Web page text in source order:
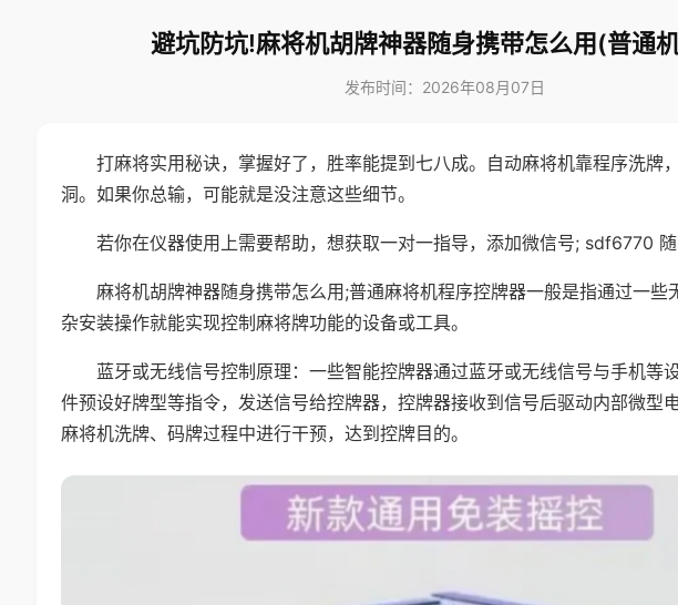
避坑防坑!麻将机胡牌神器随身携带怎么用(普通
发布时间：2026年08月07日
打麻将实用秘诀，掌握好了，胜率能提到七八成。自动麻将机靠程序洗牌
洞。如果你总输，可能就是没注意这些细节。
若你在仪器使用上需要帮助，想获取一对一指导，添加微信号; sdf6770 随
麻将机胡牌神器随身携带怎么用;普通麻将机程序控牌器一般是指通过一些
杂安装操作就能实现控制麻将牌功能的设备或工具。
蓝牙或无线信号控制原理：一些智能控牌器通过蓝牙或无线信号与手机等
件预设好牌型等指令，发送信号给控牌器，控牌器接收到信号后驱动内部微型
麻将机洗牌、码牌过程中进行干预，达到控牌目的。